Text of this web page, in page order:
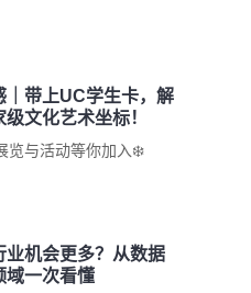
｜带上UC学生卡，解
文化艺术坐标！
览与活动等你加入❄️
业机会更多？从数据
域一次看懂